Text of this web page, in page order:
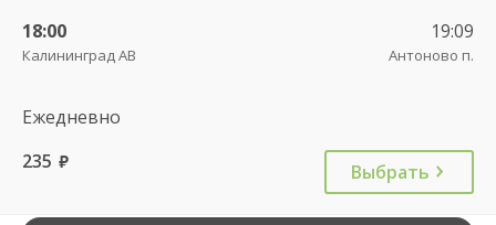
18:00
Калининград АВ
19:09
Антоново п.
Ежедневно
235 руб. Выбрать